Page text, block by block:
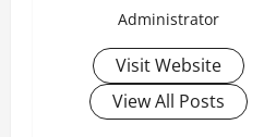
Administrator
Visit Website
View All Posts